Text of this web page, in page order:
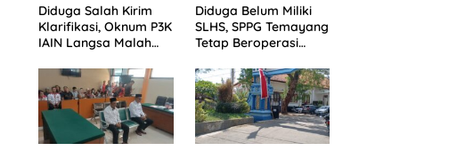
Diduga Salah Kirim
Klarifikasi, Oknum P3K
IAIN Langsa Malah
Dewan Pers
Diduga Belum Miliki
SLHS, SPPG Temayang
Tetap Beroperasi